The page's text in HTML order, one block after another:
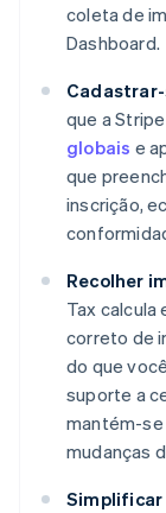
coleta de
Dashboard.
que a
globais e
que
inscrição,
Recolher
Tax
correto de
do que
suporte a
mantém-se
mudanças
Simplificar